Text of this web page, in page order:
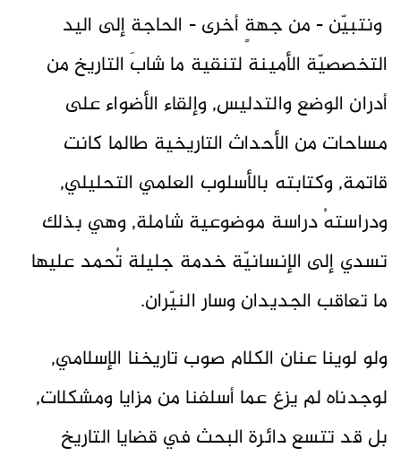
ونتبيّن - من جهةٍ أخرى - الحاجة إلى اليد
التخصصيّة الأمينة لتنقية ما شابَ التاريخ من
أدران الوضع والتدليس, وإلقاء الأضواء على
مساحات من الأحداث التاريخية طالما كانت
قاتمة, وكتابته بالأسلوب العلمي التحليلي,
ودراستهُ دراسة موضوعية شاملة, وهي بذلك
تسدي إلى الإنسانيّة خدمة جليلة تُحمد عليها
ما تعاقب الجديدان وسار النيّران.
ولو لوينا عنان الكلام صوب تاريخنا الإسلامي,
لوجدناه لم يزغ عما أسلفنا من مزايا ومشكلات,
بل قد تتسع دائرة البحث في قضايا التاريخ